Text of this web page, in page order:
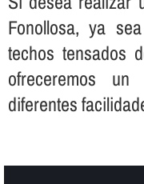
Fonollosa, ya
techos tensados
ofreceremos un
diferentes